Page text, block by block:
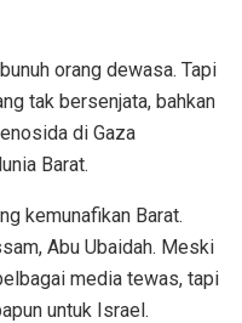
orang dewasa. Tapi
tak bersenjata, bahkan
di Gaza
Barat.
kemunafikan Barat.
Abu Ubaidah. Meski
media tewas, tapi
untuk Israel.